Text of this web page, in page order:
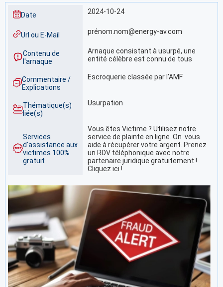
Date 2024-10-24
Url ou E-Mail prénom.nom@energy-av.com
Contenu de
l'arnaque
Arnaque consistant à usurpé, une
entité célèbre est connu de tous
Commentaire /
Explications
Escroquerie classée par l’AMF
Thématique(s)
liée(s)
Usurpation
Services
d'assistance aux
victimes 100%
gratuit
Vous êtes Victime ? Utilisez notre
service de plainte en ligne. On vous
aide à récupérer votre argent. Prenez
un RDV téléphonique avec notre
partenaire juridique gratuitement !
Cliquez ici !